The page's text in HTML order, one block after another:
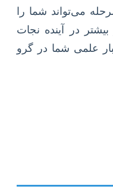
می‌تواند شما را
در آینده نجات
علمی شما در گرو